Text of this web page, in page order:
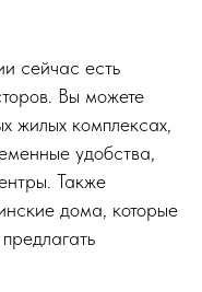
сейчас есть
Вы можете
жилых комплексах,
удобства,
Также
дома, которые